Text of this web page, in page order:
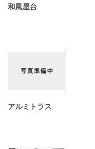
和風屋台
アルミトラス